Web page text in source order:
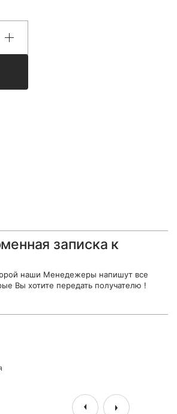
записка к
наши Менедежеры напишут все
Вы хотите передать получателю !